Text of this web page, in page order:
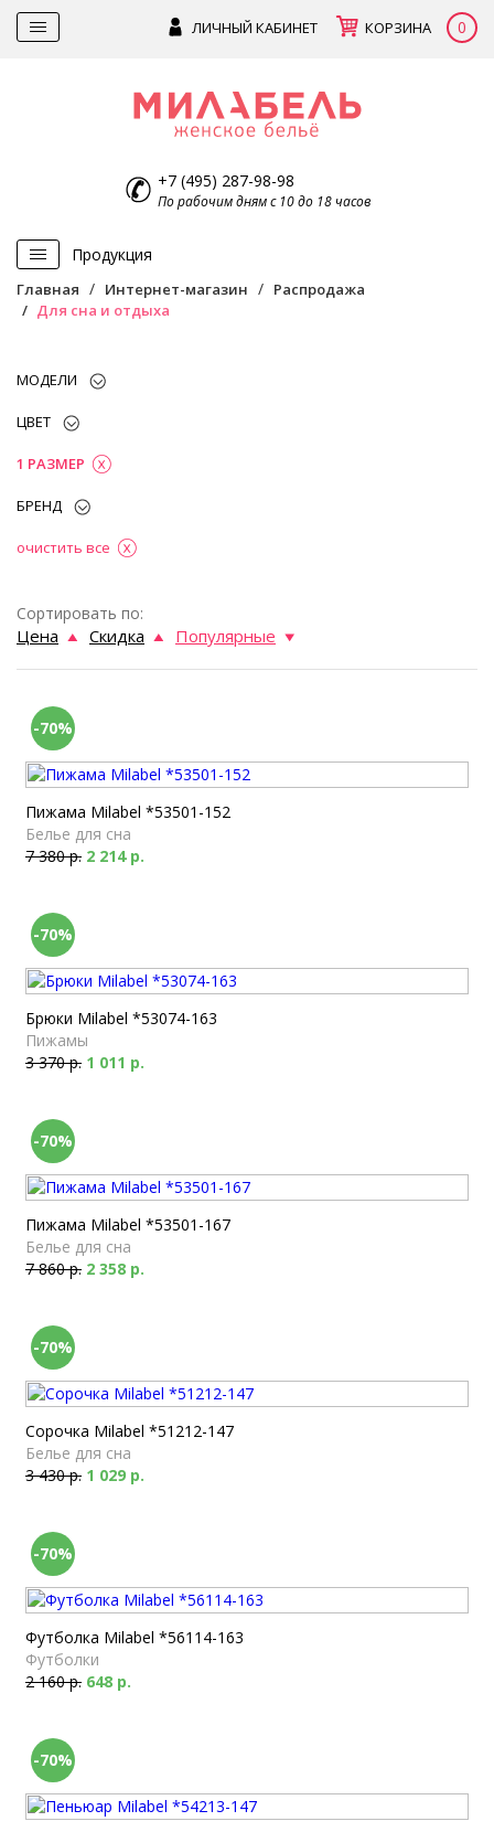
ЛИЧНЫЙ КАБИНЕТ КОРЗИНА 0
+7 (495) 287-98-98
По рабочим дням с 10 до 18 часов
Продукция
Главная Интернет-магазин
Распродажа
Для сна и отдыха
МОДЕЛИ
ЦВЕТ
1 РАЗМЕР
БРЕНД
очистить все
Сортировать по:
Цена Скидка Популярные
-70%
Пижама Milabel *53501-152
Белье для сна
7 380 р. 2 214 р.
-70%
Брюки Milabel *53074-163
Пижамы
3 370 р. 1 011 р.
-70%
Пижама Milabel *53501-167
Белье для сна
7 860 р. 2 358 р.
-70%
Сорочка Milabel *51212-147
Белье для сна
3 430 р. 1 029 р.
-70%
Футболка Milabel *56114-163
Футболки
2 160 р. 648 р.
-70%